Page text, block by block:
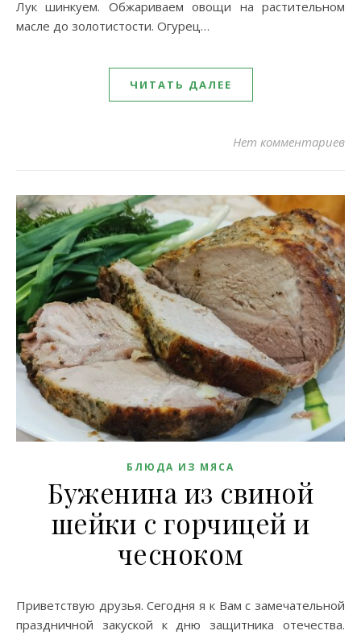
Лук шинкуем. Обжариваем овощи на растительном
масле до золотистости. Огурец…
ЧИТАТЬ ДАЛЕЕ
Нет комментариев
БЛЮДА ИЗ МЯСА
Буженина из свиной
шейки с горчицей и
чесноком
Приветствую друзья. Сегодня я к Вам с замечательной
праздничной закуской к дню защитника отечества.